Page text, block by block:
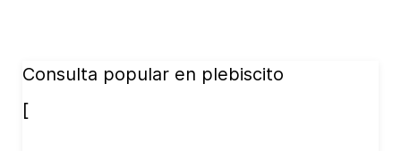
Consulta popular en plebiscito
[